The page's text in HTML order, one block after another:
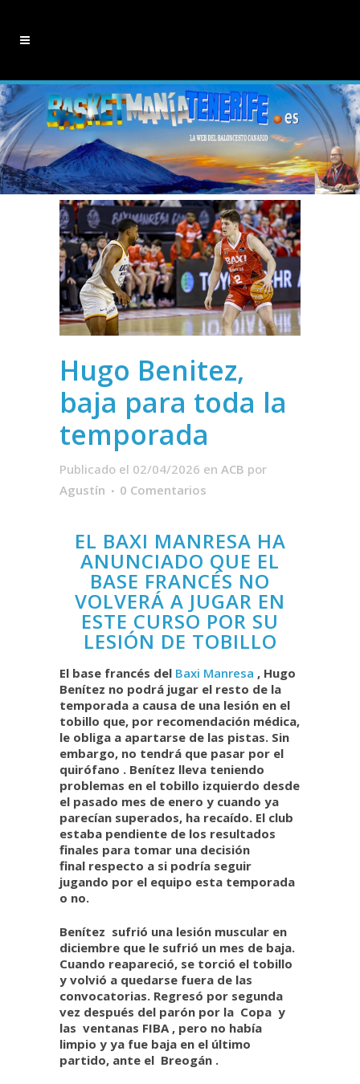
Hugo Benitez,
baja para toda la
temporada
Publicado el 02/04/2026 en ACB por
Agustín
0 Comentarios
EL BAXI MANRESA HA
ANUNCIADO QUE EL
BASE FRANCÉS NO
VOLVERÁ A JUGAR EN
ESTE CURSO POR SU
LESIÓN DE TOBILLO
El base francés del Baxi Manresa , Hugo
Benítez no podrá jugar el resto de la
temporada a causa de una lesión en el
tobillo que, por recomendación médica,
le obliga a apartarse de las pistas. Sin
embargo, no tendrá que pasar por el
quirófano . Benítez lleva teniendo
problemas en el tobillo izquierdo desde
el pasado mes de enero y cuando ya
parecían superados, ha recaído. El club
estaba pendiente de los resultados
finales para tomar una decisión
final respecto a si podría seguir
jugando por el equipo esta temporada
o no.
Benítez sufrió una lesión muscular en
diciembre que le sufrió un mes de baja.
Cuando reapareció, se torció el tobillo
y volvió a quedarse fuera de las
convocatorias. Regresó por segunda
vez después del parón por la Copa y
las ventanas FIBA , pero no había
limpio y ya fue baja en el último
partido, ante el Breogán .